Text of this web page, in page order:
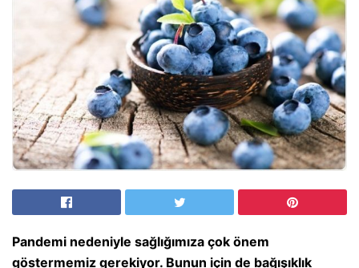
Pandemi nedeniyle sağlığımıza çok önem
göstermemiz gerekiyor. Bunun için de bağışıklık